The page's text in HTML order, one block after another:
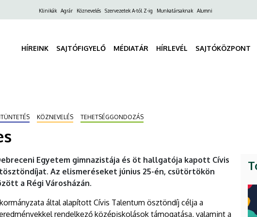
FelsőKlinikák Agrár Köznevelés Szervezetek A-tól Z-ig Munkatársaknak Alumni
HÍREINK SAJTÓFIGYELŐ MÉDIATÁR HÍRLEVÉL SAJTÓKÖZPONT
KÖZNEVELÉS TEHETSÉGGONDOZÁS
Egyetem gimnazistája és öt hallgatója kapott Cívis
Az elismeréseket június 25-én, csütörtökön
a Régi Városházán.
által alapított Cívis Talentum ösztöndíj célja a
rendelkező középiskolások támogatása, valamint a